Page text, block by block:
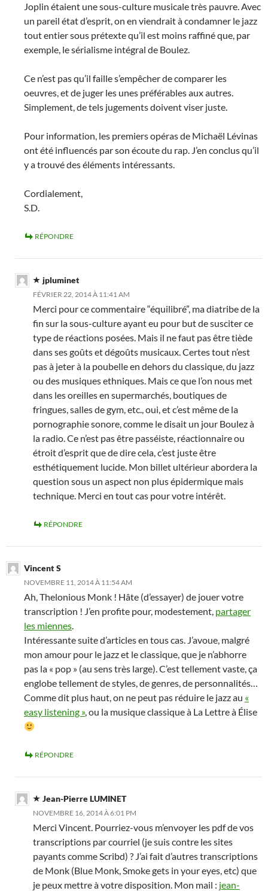
Joplin étaient une sous-culture musicale très pauvre. Avec
un pareil état d’esprit, on en viendrait à condamner le jazz
tout entier sous prétexte qu’il est moins raffiné que, par
exemple, le sérialisme intégral de Boulez.
Ce n’est pas qu’il faille s’empêcher de comparer les
oeuvres, et de juger les unes préférables aux autres.
Simplement, de tels jugements doivent viser juste.
Pour information, les premiers opéras de Michaël Lévinas
ont été influencés par son écoute du rap. J’en conclus qu’il
y a trouvé des éléments intéressants.
Cordialement,
S.D.
RÉPONDRE
jpluminet
FÉVRIER 22, 2014 À 11:41 AM
Merci pour ce commentaire “équilibré”, ma diatribe de la
fin sur la sous-culture ayant eu pour but de susciter ce
type de réactions posées. Mais il ne faut pas être tiède
dans ses goûts et dégoûts musicaux. Certes tout n’est
pas à jeter à la poubelle en dehors du classique, du jazz
ou des musiques ethniques. Mais ce que l’on nous met
dans les oreilles en supermarchés, boutiques de
fringues, salles de gym, etc., oui, et c’est même de la
pornographie sonore, comme le disait un jour Boulez à
la radio. Ce n’est pas être passéiste, réactionnaire ou
étroit d’esprit que de dire cela, c’est juste être
esthétiquement lucide. Mon billet ultérieur abordera la
question sous un aspect non plus épidermique mais
technique. Merci en tout cas pour votre intérêt.
RÉPONDRE
Vincent S
NOVEMBRE 11, 2014 À 11:54 AM
Ah, Thelonious Monk ! Hâte (d’essayer) de jouer votre
transcription ! J’en profite pour, modestement, partager
les miennes.
Intéressante suite d’articles en tous cas. J’avoue, malgré
mon amour pour le jazz et le classique, que je n’abhorre
pas la « pop » (au sens très large). C’est tellement vaste, ça
englobe tellement de styles, de genres, de personnalités…
Comme dit plus haut, on ne peut pas réduire le jazz au «
easy listening », ou la musique classique à La Lettre à Élise
RÉPONDRE
Jean-Pierre LUMINET
NOVEMBRE 16, 2014 À 6:01 PM
Merci Vincent. Pourriez-vous m’envoyer les pdf de vos
transcriptions par courriel (je suis contre les sites
payants comme Scribd) ? J’ai fait d’autres transcriptions
de Monk (Blue Monk, Smoke gets in your eyes, etc) que
je peux mettre à votre disposition. Mon mail : jean-